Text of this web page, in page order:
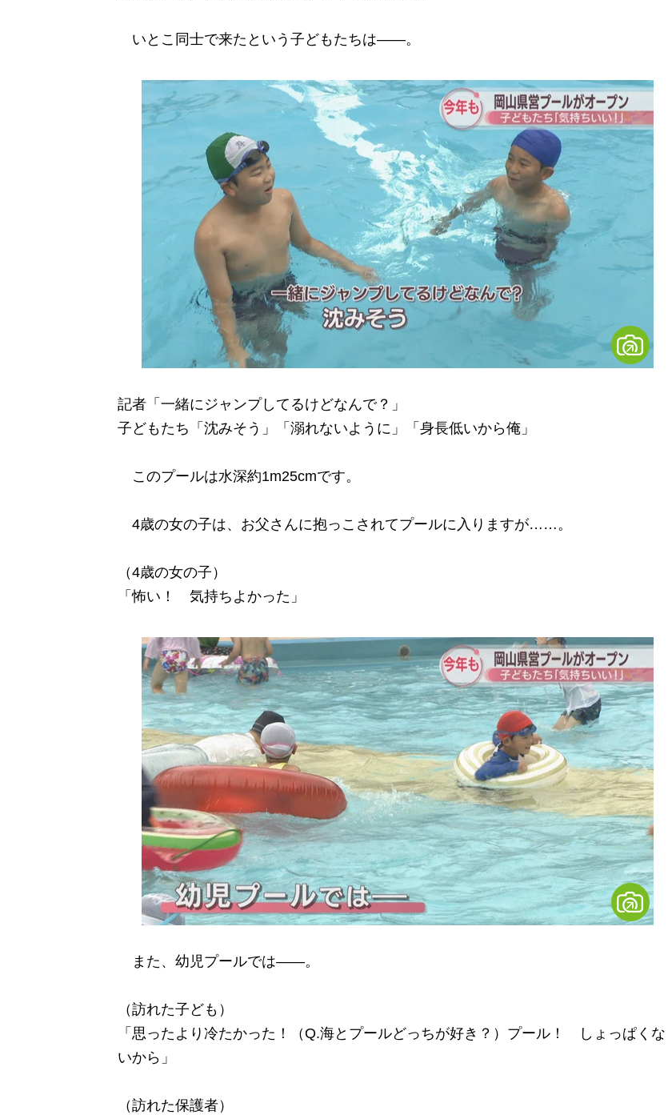
いとこ同士で来たという子どもたちは――。
記者「一緒にジャンプしてるけどなんで？」
子どもたち「沈みそう」「溺れないように」「身長低いから俺」
このプールは水深約1m25cmです。
4歳の女の子は、お父さんに抱っこされてプールに入りますが……。
（4歳の女の子）
「怖い！ 気持ちよかった」
また、幼児プールでは――。
（訪れた子ども）
「思ったより冷たかった！（Q.海とプールどっちが好き？）プール！ しょっぱくな
いから」
（訪れた保護者）